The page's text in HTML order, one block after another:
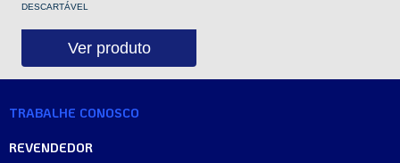
DESCARTÁVEL
Ver produto
TRABALHE CONOSCO
REVENDEDOR